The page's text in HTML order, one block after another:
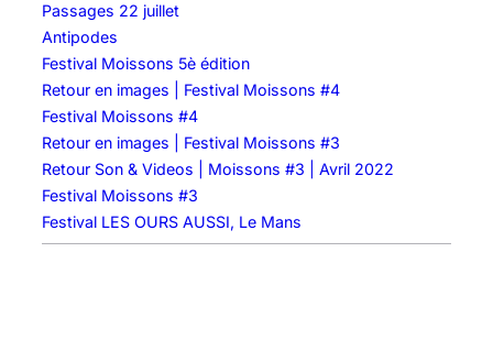
Passages 22 juillet
Antipodes
Festival Moissons 5è édition
Retour en images | Festival Moissons #4
Festival Moissons #4
Retour en images | Festival Moissons #3
Retour Son & Videos | Moissons #3 | Avril 2022
Festival Moissons #3
Festival LES OURS AUSSI, Le Mans